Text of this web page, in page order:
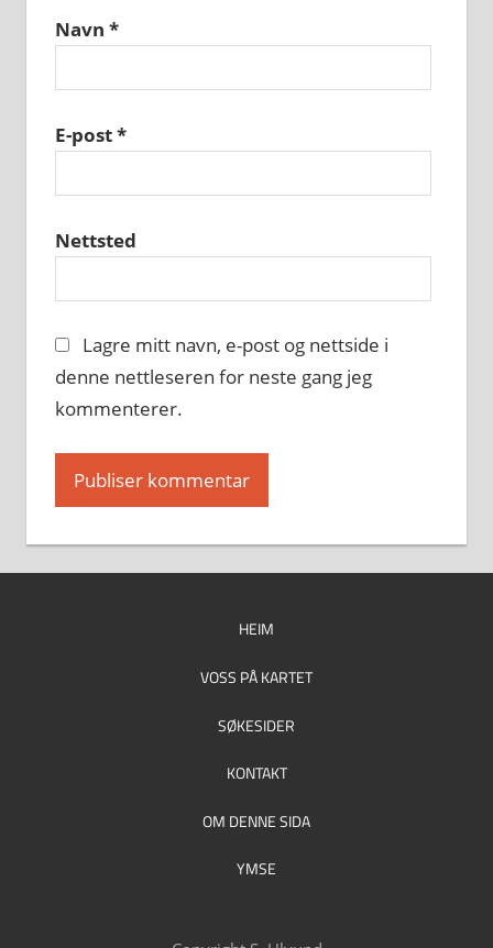
Navn *
E-post*
Nettsted
Lagre mitt navn, e-post og nettside i
denne nettleseren for neste gang jeg
kommenterer.
HEIM
VOSS PÅ KARTET
SØKESIDER
KONTAKT
OM DENNE SIDA
YMSE